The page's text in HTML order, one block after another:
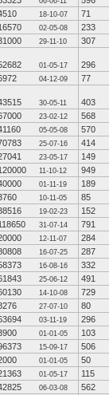
18-10-07
71
02-05-08
233
29-11-10 307
01-05-17
296
04-12-09 77
30-05-11
403
23-02-12
568
05-05-08
570
25-07-16
414
23-05-17
149
11-10-12
949
01-11-19
189
10-11-05
85
19-02-23
152
31-07-14
791
12-11-07
284
16-07-25
287
16-08-16
332
25-06-12
491
14-10-08
729
27-07-10
80
03-11-19
296
01-01-05
103
15-09-17
506
01-01-05
50
01-05-17
115
06-03-08
562